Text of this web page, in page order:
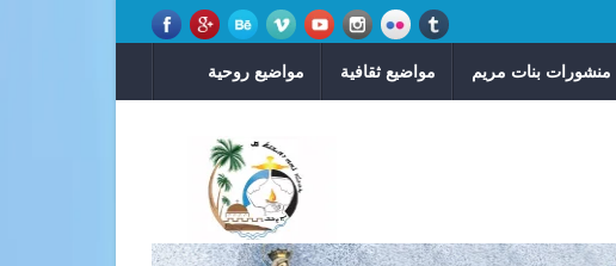
منشورات بنات مريم مواضيع ثقافية مواضيع روحية